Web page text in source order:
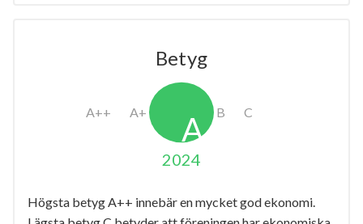
Betyg
2024
Högsta betyg A++ innebär en mycket god ekonomi.